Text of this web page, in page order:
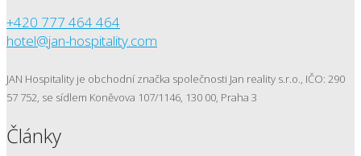
+420 777 464 464
hotel@jan-hospitality.com
JAN Hospitality je obchodní značka společnosti Jan reality s.r.o., IČO: 290
57 752, se sídlem Koněvova 107/1146, 130 00, Praha 3
Články